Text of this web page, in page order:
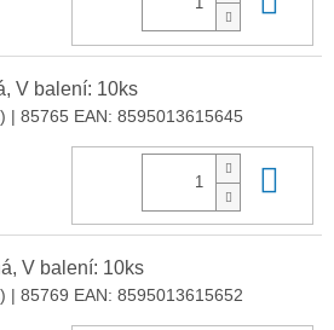
V balení: 10ks
| 85765 EAN: 8595013615645
V balení: 10ks
| 85769 EAN: 8595013615652